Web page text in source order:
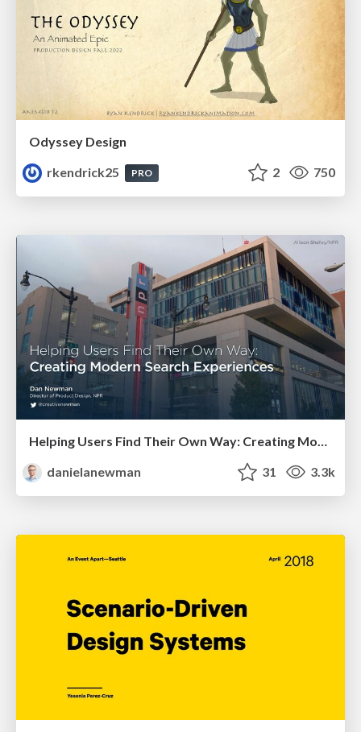
Odyssey Design
rkendrick25
PRO 2 750
Helping Users Find Their Own Way: Creating Modern Search Experiences
danielanewman
31 3.3k